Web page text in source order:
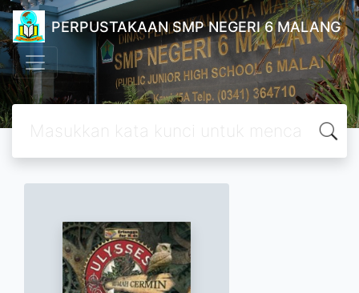
PERPUSTAKAAN SMP NEGERI 6 MALANG